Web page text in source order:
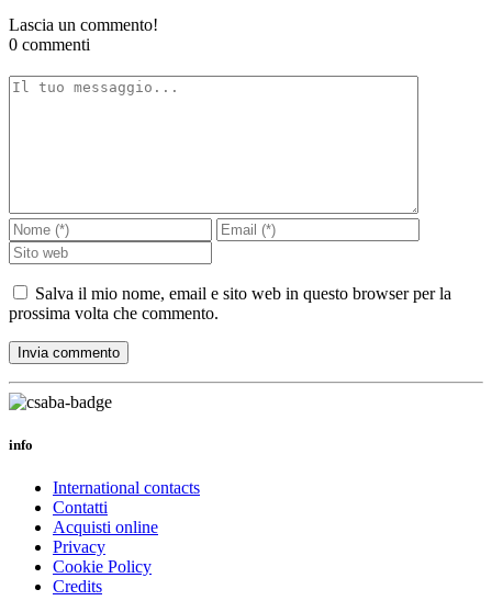
Lascia un commento!
0 commenti
Salva il mio nome, email e sito web in questo browser per la
prossima volta che commento.
info
International contacts
Contatti
Acquisti online
Privacy
Cookie Policy
Credits